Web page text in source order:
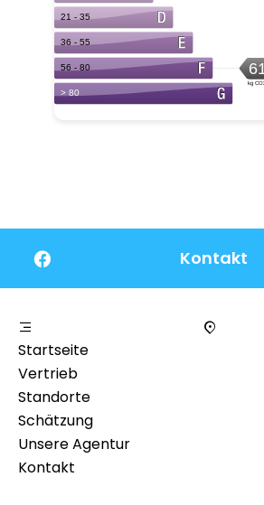
Kontakt
Startseite
Vertrieb
Standorte
Schätzung
Unsere Agentur
Kontakt